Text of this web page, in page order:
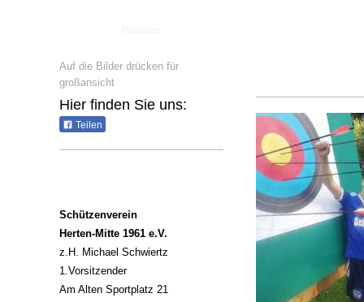
Auf die Bilder drücken für
großansicht
Hier finden Sie uns:
Teilen
Schützenverein
Herten-Mitte 1961 e.V.
z.H. Michael Schwiertz
1.Vorsitzender
Am Alten Sportplatz 21